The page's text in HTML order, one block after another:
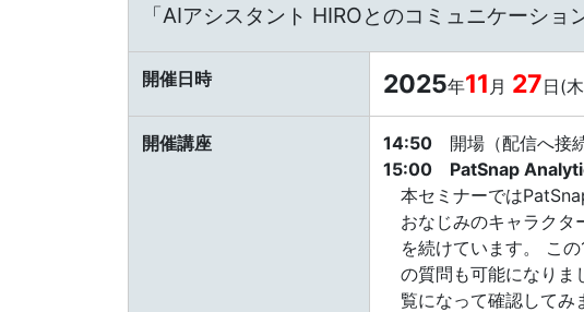
「AIアシスタント HIROとのコミュニケーショ
開催日時 2025年11 月 27日(
開催講座 14:50 開場（配信へ接
15:00
PatSnap
本セミナーでは
おなじみのキャラクタ
を続けています。 こ
の質問も可能になりま
覧になって確認してみ